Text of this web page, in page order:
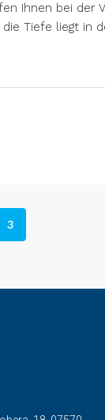
Ihnen bei der
Tiefe liegt in
3